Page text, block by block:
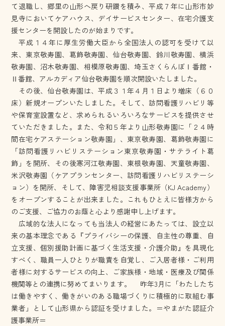
て退職し、郷里の山形へ戻り研鑽を積み、平成７年に山形市妙
見寺においてケアハウス、デイサービスセンター、在宅介護支
援センターを開設したのが始まりです。
平成１４年に厚生労働大臣から全国法人の認可を受けて以
来、東京敬寿園、葛飾敬寿園、仙台敬寿園、鈴川敬寿園、横浜
敬寿園、沼木敬寿園、相模原敬寿園、埼玉さくらんぼⅠ番館・
Ⅱ番館、アルカディア仙台敬寿園を順次開設いたしました。
その後、仙台敬寿園は、平成３１年４月１日より増床（６０
床）新規オープンいたしました。そして、訪問看護リハビリ等
や保育室設置など、求められるいろいろなサービスを提供させ
ていただきました。また、令和５年より山形敬寿園に「２４時
間在宅ケアステーション敬寿園」、東京敬寿園、葛飾敬寿園に
「訪問看護リハビリステーション東京敬寿園・サテライト葛
飾」を開所、その後寒河江敬寿園、東根敬寿園、天童敬寿園、
米沢敬寿園（ケアプランセンター、訪問看護リハビリステーシ
ョン）を開所、そして、障害児相談支援事業所（KJ Academy）
をオープンすることが出来ました。これもひとえに皆様方から
のご支援、ご協力のお蔭と心より感謝申し上げます。
広域的な法人になっても当法人の経営にあたっては、設立以
来の基本理念である『プライバシーの保護、自主性の尊重、自
立支援、個別援助計画に基づく生活支援・介護介助』を具現化
すべく、職員一人ひとりが職責を自覚し、ご入居者様・ご利用
者様に対するサービスの向上、ご家族様・地域・医療及び関係
機関等との連携に努めてまいります。 昨年3月に「わたしたち
は働きやすく、働きがいのある職場づくりに積極的に取組む事
業者」として山形県から認証を受けました。＝やまがた認証介
護事業所＝